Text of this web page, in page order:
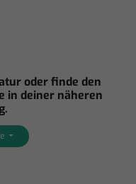
oder finde den
in deiner näheren